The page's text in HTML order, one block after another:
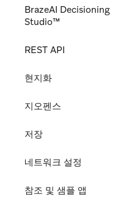
BrazeAI Decisioning
Studio™
REST API
현지화
지오펜스
저장
네트워크 설정
참조 및 샘플 앱